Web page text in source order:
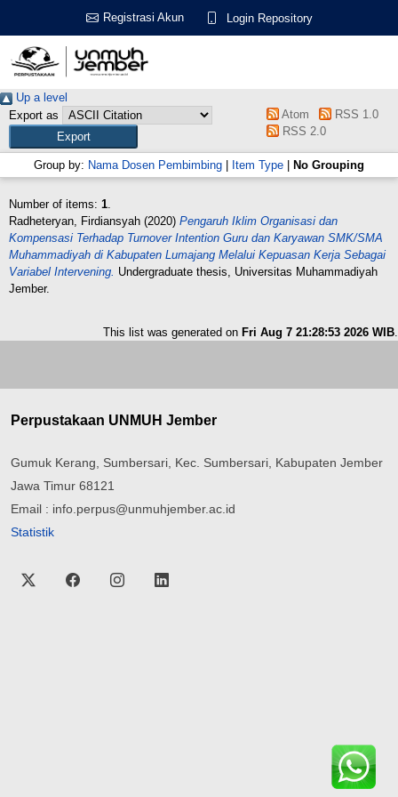
Registrasi Akun Login Repository
Up a level
Export as
Atom
RSS 1.0
RSS 2.0
Group by: Nama Dosen Pembimbing Item Type No Grouping
Number of items: 1.
Radheteryan, Firdiansyah (2020) Pengaruh Iklim Organisasi dan
Kompensasi Terhadap Turnover Intention Guru dan Karyawan SMK/SMA
Muhammadiyah di Kabupaten Lumajang Melalui Kepuasan Kerja Sebagai
Variabel Intervening. Undergraduate thesis, Universitas Muhammadiyah
Jember.
This list was generated on Fri Aug 7 21:28:53 2026 WIB.
Perpustakaan UNMUH Jember
Gumuk Kerang, Sumbersari, Kec. Sumbersari, Kabupaten Jember
Jawa Timur 68121
Email : info.perpus@unmuhjember.ac.id
Statistik